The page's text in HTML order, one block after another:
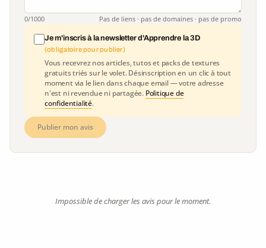
0/1000 Pas de liens · pas de domaines · pas de promo
Je m'inscris à la newsletter d'Apprendre la 3D
(obligatoire pour publier)
Vous recevrez nos articles, tutos et packs de textures
gratuits triés sur le volet. Désinscription en un clic à tout
moment via le lien dans chaque email — votre adresse
n'est ni revendue ni partagée. Politique de
confidentialité.
Publier mon avis
Impossible de charger les avis pour le moment.